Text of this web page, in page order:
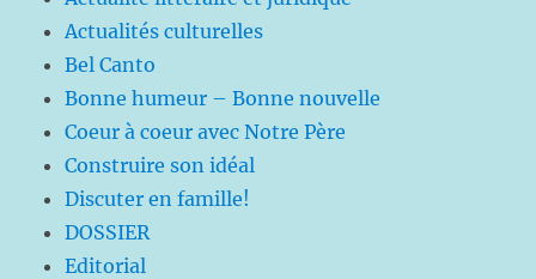
Actualités culturelles
Bel Canto
Bonne humeur – Bonne nouvelle
Coeur à coeur avec Notre Père
Construire son idéal
Discuter en famille!
DOSSIER
Editorial